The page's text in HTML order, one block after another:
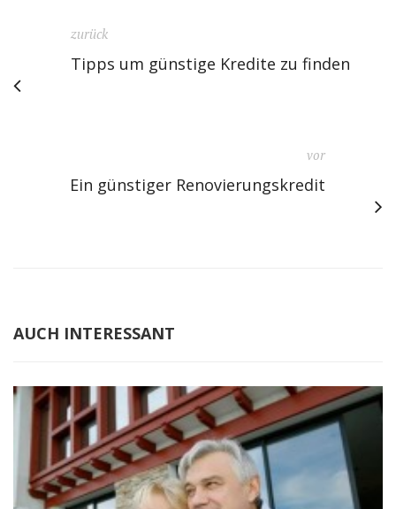
zurück
Tipps um günstige Kredite zu finden
vor
Ein günstiger Renovierungskredit
AUCH INTERESSANT